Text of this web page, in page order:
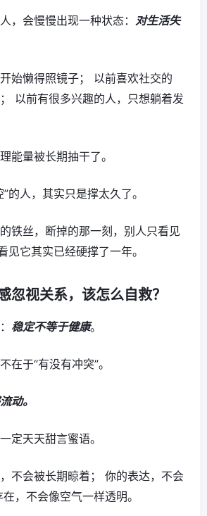
，会慢慢出现一种状态： 对生活失
始懒得照镜子； 以前喜欢社交的
以前有很多兴趣的人，只想躺着发
能量被长期抽干了。
的人，其实只是撑太久了。
铁丝，断掉的那一刻，别人只看见
见它其实已经硬撑了一年。
忽视关系，该怎么自救？
稳定不等于健康。
在于“有没有冲突”。
动。
定天天甜言蜜语。
不会被长期晾着； 你的表达，不会
，不会像空气一样透明。